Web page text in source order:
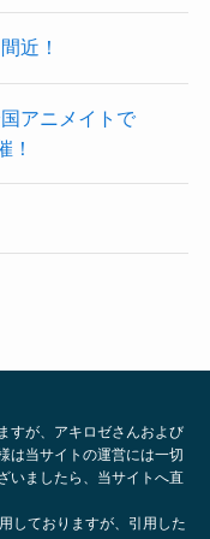
近！
アニメイトで
！
すが、アキロゼさんおよび
は当サイトの運営には一切
いましたら、当サイトへ直
しておりますが、引用した